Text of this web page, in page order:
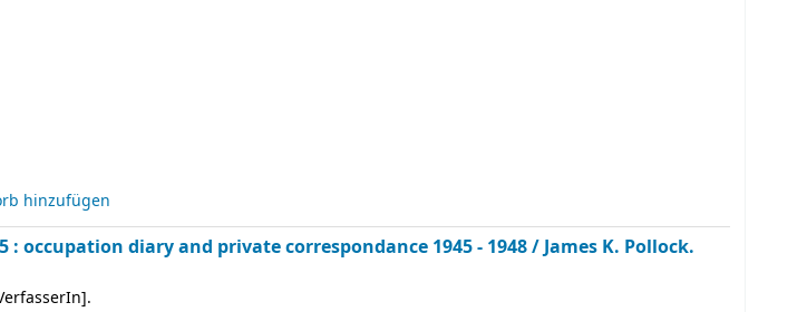
hinzufügen
: occupation diary and private correspondance 1945 - 1948 /James K. Pollock.
.